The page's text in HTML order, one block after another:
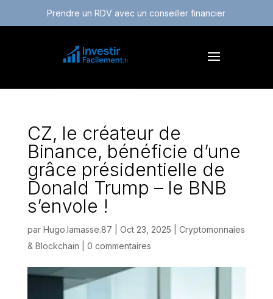
Prendre un RDV avec un conseiller financier
CZ, le créateur de
Binance, bénéficie d’une
grâce présidentielle de
Donald Trump – le BNB
s’envole !
par Hugo.lamasse.87 Oct 23, 2025
Cryptomonnaies
& Blockchain
0 commentaires